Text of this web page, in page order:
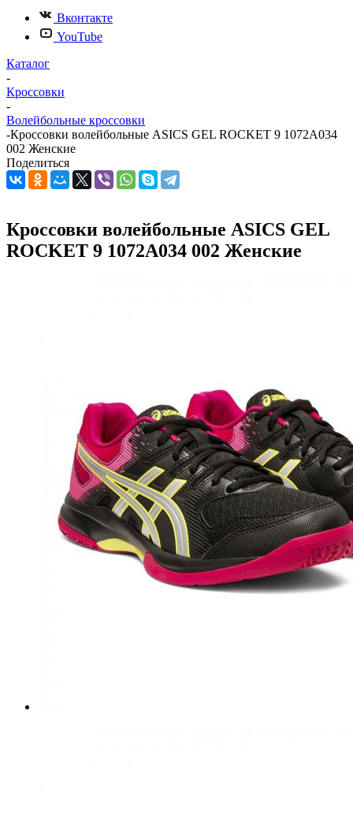
Вконтакте
YouTube
Каталог
-
Кроссовки
-
Волейбольные кроссовки
-Кроссовки волейбольные ASICS GEL ROCKET 9 1072A034
002 Женские
Поделиться
Кроссовки волейбольные ASICS GEL
ROCKET 9 1072A034 002 Женские